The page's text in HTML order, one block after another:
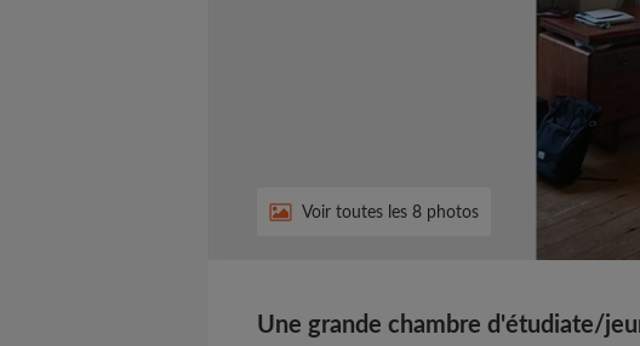
Voir toutes les 8 photos
Une grande chambre d'étudiate/